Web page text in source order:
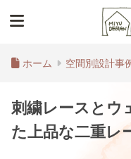
ホーム 空間別設計事
刺繍レースとウ
た上品な二重レ